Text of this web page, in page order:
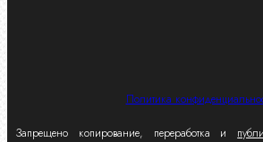
Политика
Запрещено копирование, переработка и